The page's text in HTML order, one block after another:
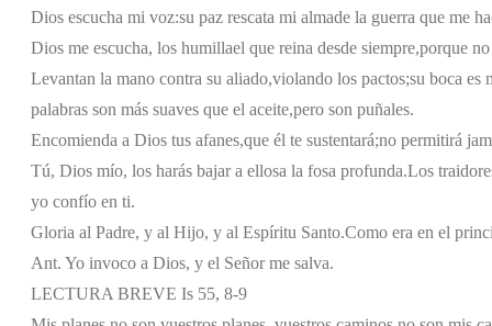
Dios escucha mi voz:su paz rescata mi almade la guerra que me
Dios me escucha, los humillael que reina desde siempre,porque
Levantan la mano contra su aliado,violando los pactos;su boca es
palabras son más suaves que el aceite,pero son puñales.
Encomienda a Dios tus afanes,que él te sustentará;no permitirá
Tú, Dios mío, los harás bajar a ellosa la fosa profunda.Los
yo confío en ti.
Gloria al Padre, y al Hijo, y al Espíritu Santo.Como era en el
Ant. Yo invoco a Dios, y el Señor me salva.
LECTURA BREVE Is 55, 8-9